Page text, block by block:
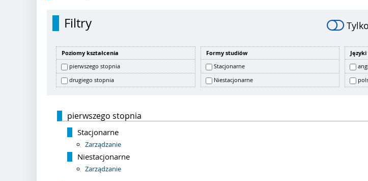
Filtry
Poziomy kształcenia
pierwszego stopnia
drugiego stopnia
Formy studiów
Stacjonarne
Niestacjonarne
pierwszego stopnia
Stacjonarne
Zarządzanie
Niestacjonarne
Zarządzanie